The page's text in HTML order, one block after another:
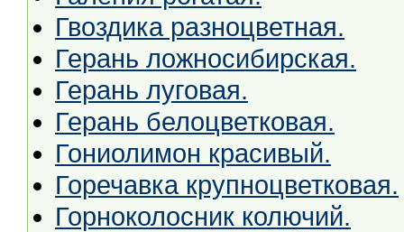
Гвоздика разноцветная.
Герань ложносибирская.
Герань луговая.
Герань белоцветковая.
Гониолимон красивый.
Горечавка крупноцветковая.
Горноколосник колючий.